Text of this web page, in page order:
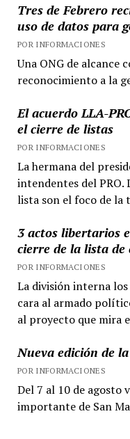
Tres de Febrero
uso de datos para
POR INFORMACIONES
Una ONG de alcance
reconocimiento a la
El acuerdo LLA-
el cierre de listas
POR INFORMACIONES
La hermana del
intendentes del PRO.
lista son el foco de la
3 actos libertarios
cierre de la lista de
POR INFORMACIONES
La división interna
cara al armado
al proyecto que mira
Nueva edición de
POR INFORMACIONES
Del 7 al 10 de agosto
importante de San